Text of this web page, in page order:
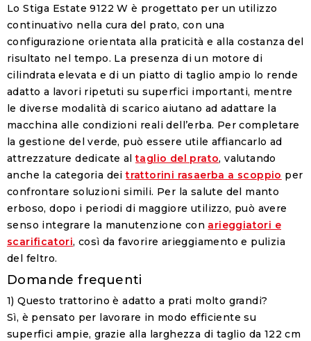
Lo Stiga Estate 9122 W è progettato per un utilizzo
continuativo nella cura del prato, con una
configurazione orientata alla praticità e alla costanza del
risultato nel tempo. La presenza di un motore di
cilindrata elevata e di un piatto di taglio ampio lo rende
adatto a lavori ripetuti su superfici importanti, mentre
le diverse modalità di scarico aiutano ad adattare la
macchina alle condizioni reali dell’erba. Per completare
la gestione del verde, può essere utile affiancarlo ad
attrezzature dedicate altaglio del prato, valutando
anche la categoria deitrattorini rasaerba a scoppio per
confrontare soluzioni simili. Per la salute del manto
erboso, dopo i periodi di maggiore utilizzo, può avere
senso integrare la manutenzione con arieggiatori e
scarificatori, così da favorire arieggiamento e pulizia
del feltro.
Domande frequenti
1) Questo trattorino è adatto a prati molto grandi?
Sì, è pensato per lavorare in modo efficiente su
superfici ampie, grazie alla larghezza di taglio da 122 cm